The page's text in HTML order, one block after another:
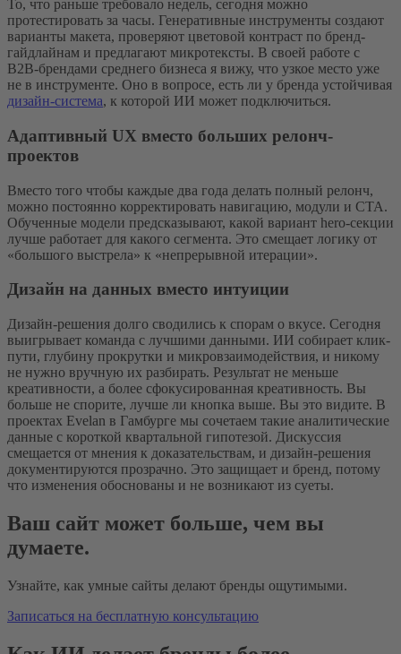
То, что раньше требовало недель, сегодня можно
протестировать за часы. Генеративные инструменты создают
варианты макета, проверяют цветовой контраст по бренд-
гайдлайнам и предлагают микротексты. В своей работе с
B2B-брендами среднего бизнеса я вижу, что узкое место уже
не в инструменте. Оно в вопросе, есть ли у бренда устойчивая
дизайн-система, к которой ИИ может подключиться.
Адаптивный UX вместо больших релонч-
проектов
Вместо того чтобы каждые два года делать полный релонч,
можно постоянно корректировать навигацию, модули и CTA.
Обученные модели предсказывают, какой вариант hero-секции
лучше работает для какого сегмента. Это смещает логику от
«большого выстрела» к «непрерывной итерации».
Дизайн на данных вместо интуиции
Дизайн-решения долго сводились к спорам о вкусе. Сегодня
выигрывает команда с лучшими данными. ИИ собирает клик-
пути, глубину прокрутки и микровзаимодействия, и никому
не нужно вручную их разбирать. Результат не меньше
креативности, а более сфокусированная креативность. Вы
больше не спорите, лучше ли кнопка выше. Вы это видите. В
проектах Evelan в Гамбурге мы сочетаем такие аналитические
данные с короткой квартальной гипотезой. Дискуссия
смещается от мнения к доказательствам, и дизайн-решения
документируются прозрачно. Это защищает и бренд, потому
что изменения обоснованы и не возникают из суеты.
Ваш сайт может больше, чем вы
думаете.
Узнайте, как умные сайты делают бренды ощутимыми.
Записаться на бесплатную консультацию